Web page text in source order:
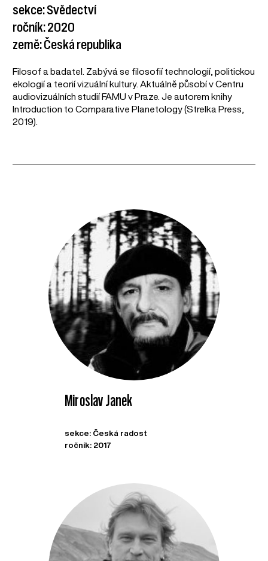
sekce: Svědectví
ročník: 2020
země: Česká republika
Filosof a badatel. Zabývá se filosofií technologií, politickou
ekologií a teorií vizuální kultury. Aktuálně působí v Centru
audiovizuálních studií FAMU v Praze. Je autorem knihy
Introduction to Comparative Planetology (Strelka Press,
2019).
Miroslav Janek
sekce: Česká radost
ročník: 2017